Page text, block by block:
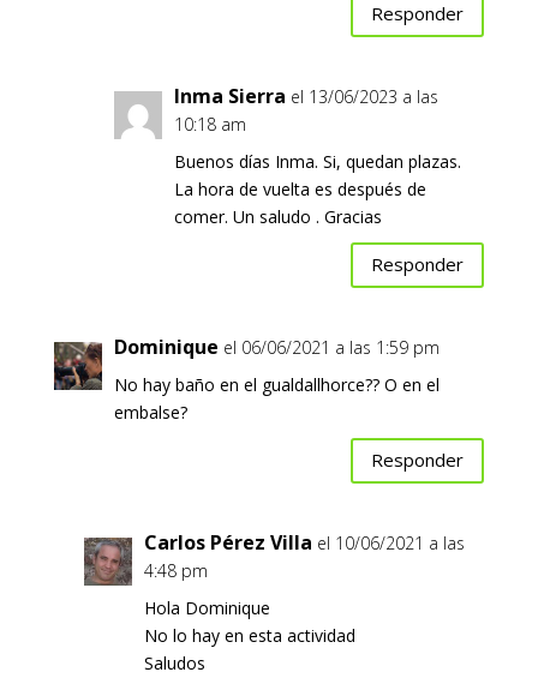
Responder
Inma Sierra el 13/06/2023 a las
10:18 am
Buenos días Inma. Si, quedan plazas.
La hora de vuelta es después de
comer. Un saludo . Gracias
Responder
Dominique el 06/06/2021 a las 1:59 pm
No hay baño en el gualdallhorce?? O en el
embalse?
Responder
Carlos Pérez Villa el 10/06/2021 a las
4:48 pm
Hola Dominique
No lo hay en esta actividad
Saludos